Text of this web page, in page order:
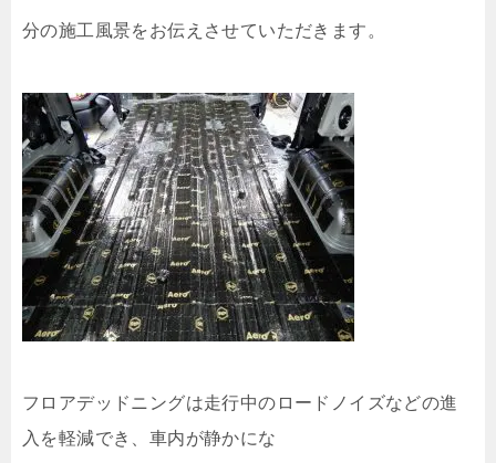
分の施工風景をお伝えさせていただきます。
フロアデッドニングは走行中のロードノイズなどの進
入を軽減でき、車内が静かにな